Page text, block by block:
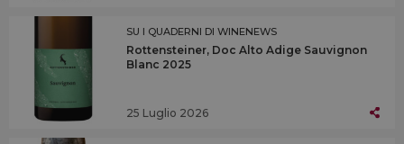
SU I QUADERNI DI WINENEWS
Rottensteiner, Doc Alto Adige Sauvignon
Blanc 2025
25 Luglio 2026